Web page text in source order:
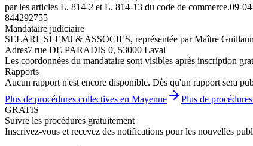
par les articles L. 814-2 et L. 814-13 du code de commerce.09-
844292755
Mandataire judiciaire
SELARL SLEMJ & ASSOCIES, représentée par Maître
Adres7 rue DE PARADIS 0, 53000 Laval
Les coordonnées du mandataire sont visibles après inscription
Rapports
Aucun rapport n'est encore disponible. Dès qu'un rapport sera
Plus de procédures collectives en Mayenne
Plus de
GRATIS
Suivre les procédures gratuitement
Inscrivez-vous et recevez des notifications pour les nouvelles